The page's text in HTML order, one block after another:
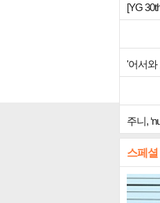
[YG
'어서와
주니,
스페셜